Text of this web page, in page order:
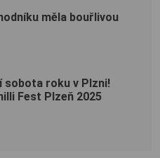
měla bouřlivou
sobota roku v Plzni!
Fest Plzeň 2025